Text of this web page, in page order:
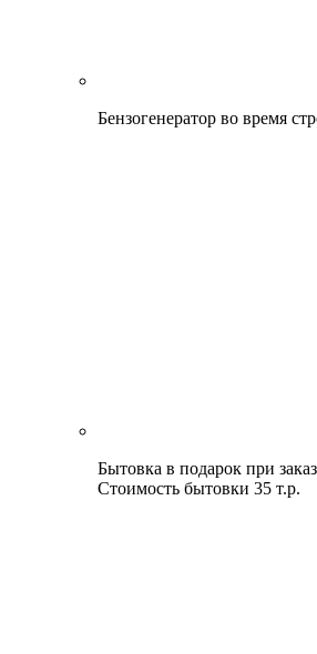
Бензогенератор во время
Бытовка в подарок при
Стоимость бытовки 35 т.р.